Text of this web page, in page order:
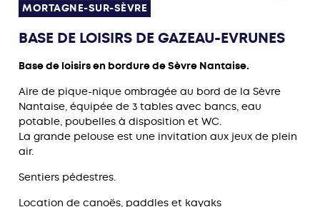
MORTAGNE-SUR-SÈVRE
BASE DE LOISIRS DE GAZEAU-EVRUNES
Base de loisirs en bordure de Sèvre Nantaise.
Aire de pique-nique ombragée au bord de la Sèvre
Nantaise, équipée de 3 tables avec bancs, eau
potable, poubelles à disposition et WC.
La grande pelouse est une invitation aux jeux de plein
air.
Sentiers pédestres.
Location de canoës, paddles et kayaks